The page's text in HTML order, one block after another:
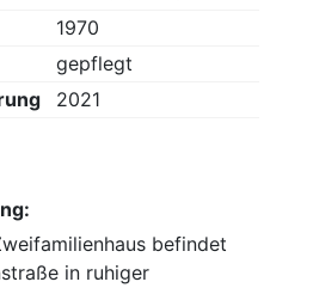
1970
gepflegt
2021
befindet
in ruhiger